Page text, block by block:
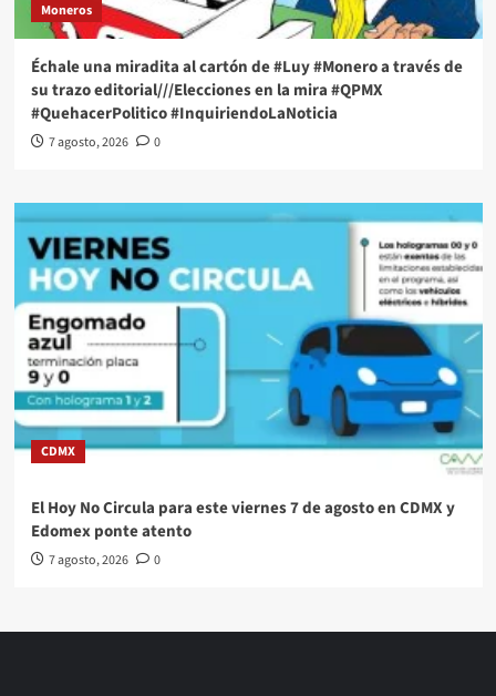
Moneros
Échale una miradita al cartón de #Luy #Monero a través de
su trazo editorial///Elecciones en la mira #QPMX
#QuehacerPolitico #InquiriendoLaNoticia
7 agosto, 2026 0
CDMX
El Hoy No Circula para este viernes 7 de agosto en CDMX y
Edomex ponte atento
7 agosto, 2026 0